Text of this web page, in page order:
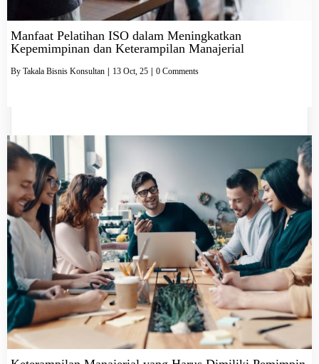
Manfaat Pelatihan ISO dalam Meningkatkan
Kepemimpinan dan Keterampilan Manajerial
By Takala Bisnis Konsultan 13 Oct, 25 0 Comments